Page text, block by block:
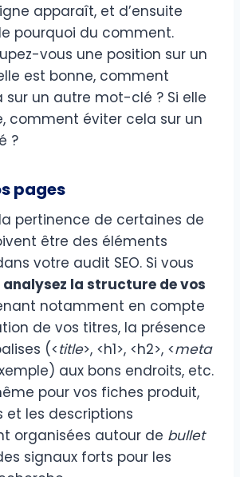
apparaît, et d’ensuite
pourquoi du comment.
vous une position sur un
est bonne, comment
sur un autre mot-clé ? Si elle
comment éviter cela sur un
?
pages
pertinence de certaines de
être des éléments
votre audit SEO. Si vous
analysez la structure de vos
notamment en compte
de vos titres, la présence
(<title>, <h1>, <h2>, <meta
aux bons endroits, etc.
pour vos fiches produit,
et les descriptions
organisées autour de bullet
signaux forts pour les